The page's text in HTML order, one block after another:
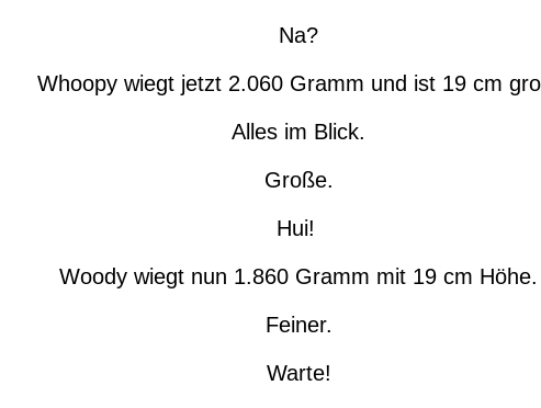
Na?
Whoopy wiegt jetzt 2.060 Gramm und ist 19 cm
Alles im Blick.
Große.
Hui!
Woody wiegt nun 1.860 Gramm mit 19 cm Höhe.
Feiner.
Warte!